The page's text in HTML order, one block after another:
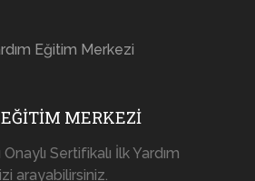
Eğitim Merkezi
MERKEZİ
Onaylı Sertifikalı İlk Yardım
arayabilirsiniz.